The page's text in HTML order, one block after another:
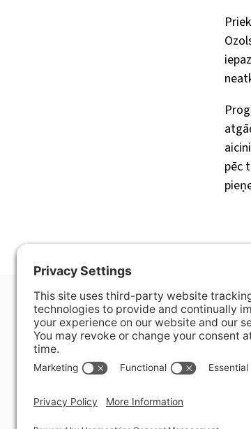
pēc
400 Hurley Avenue
Rockville, MD 20850-3121 USA
info@alausa.org